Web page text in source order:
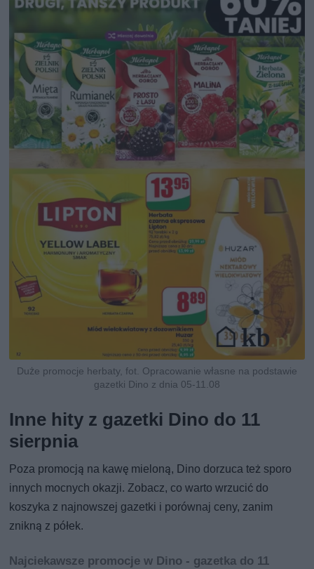
Duże promocje herbaty, fot. Opracowanie własne na podstawie
gazetki Dino z dnia 05-11.08
Inne hity z gazetki Dino do 11
sierpnia
Poza promocją na kawę mieloną, Dino dorzuca też sporo
innych mocnych okazji. Zobacz, co warto wrzucić do
koszyka z najnowszej gazetki i porównaj ceny, zanim
znikną z półek.
Najciekawsze promocje w Dino - gazetka do 11